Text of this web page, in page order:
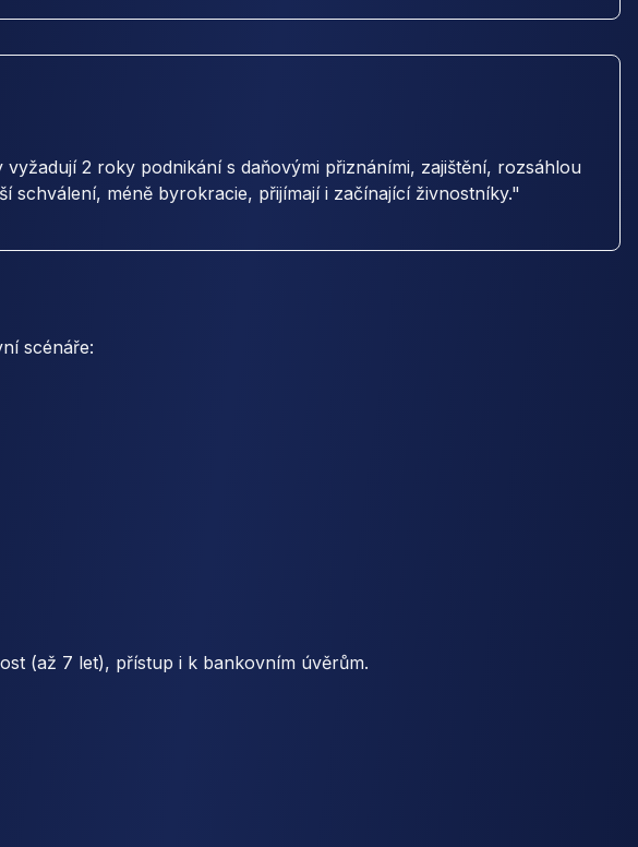
2 roky podnikání s daňovými přiznáními, zajištění, rozsáhlou
schválení, méně byrokracie, přijímají i začínající živnostníky."
scénáře:
(až 7 let), přístup i k bankovním úvěrům.